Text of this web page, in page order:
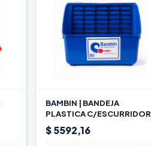
BAMBIN | BANDEJA
PLASTICA C/ESCURRIDOR
$ 5592,16